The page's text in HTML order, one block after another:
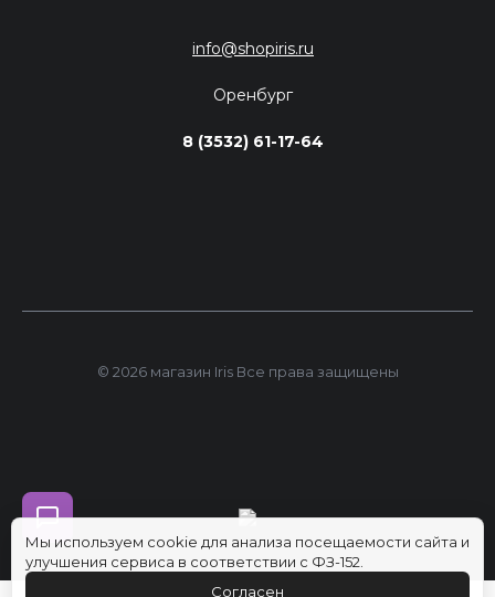
info@shopiris.ru
Оренбург
8 (3532) 61-17-64
© 2026 магазин Iris Все права защищены
Мы используем cookie для анализа посещаемости сайта и
улучшения сервиса в соответствии с ФЗ-152.
Согласен